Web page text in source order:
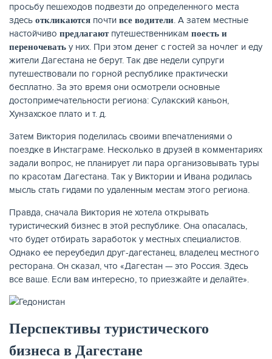
просьбу пешеходов подвезти до определенного места
здесь откликаются почти все водители. А затем местные
настойчиво предлагаютпутешественникам поесть и
переночевать у них. При этом денег с гостей за ночлег и еду
жители Дагестана не берут. Так две недели супруги
путешествовали по горной республике практически
бесплатно. За это время они осмотрели основные
достопримечательности региона: Сулакский каньон,
Хунзахское плато и т. д.
Затем Виктория поделилась своими впечатлениями о
поездке в Инстаграме. Несколько в друзей в комментариях
задали вопрос, не планирует ли пара организовывать туры
по красотам Дагестана. Так у Виктории и Ивана родилась
мысль стать гидами по удаленным местам этого региона.
Правда, сначала Виктория не хотела открывать
туристический бизнес в этой республике. Она опасалась,
что будет отбирать заработок у местных специалистов.
Однако ее переубедил друг-дагестанец, владелец местного
ресторана. Он сказал, что «Дагестан — это Россия. Здесь
все ваше. Если вам интересно, то приезжайте и делайте».
Перспективы туристического
бизнеса в Дагестане